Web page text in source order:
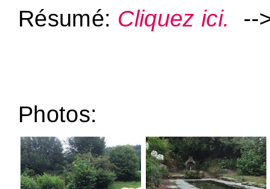
Résumé: Cliquez ici. --
Photos: